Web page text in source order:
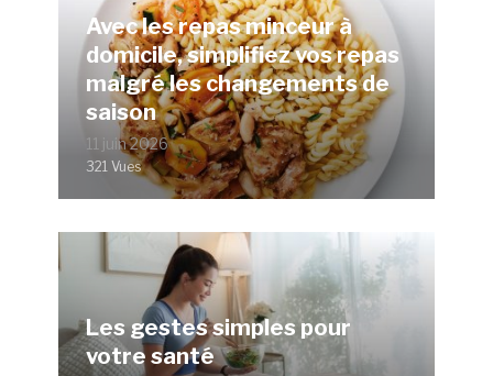
Avec les repas minceur à
domicile, simplifiez vos repas
malgré les changements de
saison
11 juin 2026
321 Vues
Les gestes simples pour
votre santé